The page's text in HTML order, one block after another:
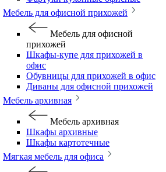
Мебель для офисной прихожей
Мебель для офисной
прихожей
Шкафы-купе для прихожей в
офис
Обувницы для прихожей в офис
Диваны для офисной прихожей
Мебель архивная
Мебель архивная
Шкафы архивные
Шкафы картотечные
Мягкая мебель для офиса